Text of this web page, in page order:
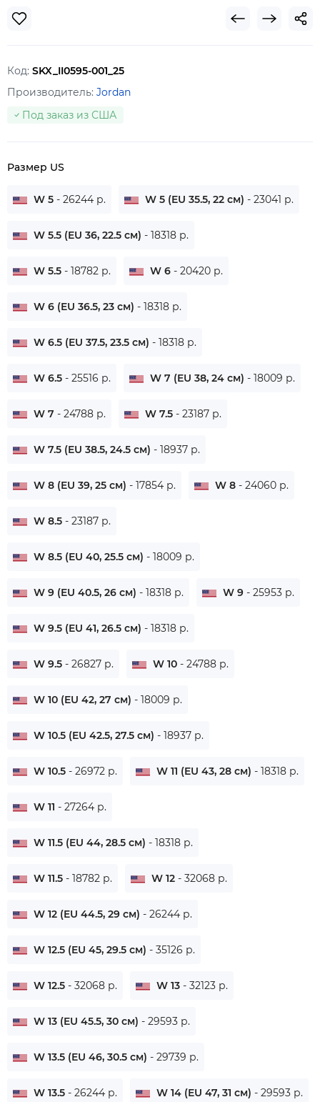
Код: SKX_II0595-001_25
Производитель: Jordan
Под заказ из США
Размер US
W 5 - 26244 р. W 5 (EU 35.5, 22 см) - 23041 р.
W 5.5 (EU 36, 22.5 см) - 18318 р.
W 5.5 - 18782 р. W 6 - 20420 р.
W 6 (EU 36.5, 23 см) - 18318 р.
W 6.5 (EU 37.5, 23.5 см) - 18318 р.
W 6.5 - 25516 р. W 7 (EU 38, 24 см) - 18009 р.
W 7 - 24788 р. W 7.5 - 23187 р.
W 7.5 (EU 38.5, 24.5 см) - 18937 р.
W 8 (EU 39, 25 см) - 17854 р. W 8 - 24060 р.
W 8.5 - 23187 р.
W 8.5 (EU 40, 25.5 см) - 18009 р.
W 9 (EU 40.5, 26 см) - 18318 р. W 9 - 25953 р.
W 9.5 (EU 41, 26.5 см) - 18318 р.
W 9.5 - 26827 р. W 10 - 24788 р.
W 10 (EU 42, 27 см) - 18009 р.
W 10.5 (EU 42.5, 27.5 см) - 18937 р.
W 10.5 - 26972 р. W 11 (EU 43, 28 см) - 18318 р.
W 11 - 27264 р.
W 11.5 (EU 44, 28.5 см) - 18318 р.
W 11.5 - 18782 р. W 12 - 32068 р.
W 12 (EU 44.5, 29 см) - 26244 р.
W 12.5 (EU 45, 29.5 см) - 35126 р.
W 12.5 - 32068 р. W 13 - 32123 р.
W 13 (EU 45.5, 30 см) - 29593 р.
W 13.5 (EU 46, 30.5 см) - 29739 р.
W 13.5 - 26244 р. W 14 (EU 47, 31 см) - 29593 р.